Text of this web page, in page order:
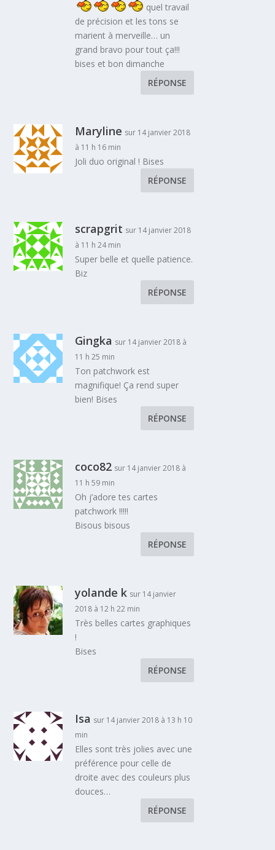
quel travail
de précision et les tons se
marient à merveille… un
grand bravo pour tout ça!!!
bises et bon dimanche
RÉPONSE
Maryline sur 14 janvier 2018
à 11 h 16 min
Joli duo original ! Bises
RÉPONSE
scrapgrit sur 14 janvier 2018
à 11 h 24 min
Super belle et quelle patience.
Biz
RÉPONSE
Gingka sur 14 janvier 2018 à
11 h 25 min
Ton patchwork est
magnifique! Ça rend super
bien! Bises
RÉPONSE
coco82 sur 14 janvier 2018 à
11 h 59 min
Oh j’adore tes cartes
patchwork !!!!!
Bisous bisous
RÉPONSE
yolande k sur 14 janvier
2018 à 12 h 22 min
Très belles cartes graphiques
!
Bises
RÉPONSE
Isa sur 14 janvier 2018 à 13 h 10
min
Elles sont très jolies avec une
préférence pour celle de
droite avec des couleurs plus
douces…
RÉPONSE